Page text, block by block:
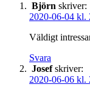
Björn skriver:
2020-06-04 kl.
Väldigt
Svara
Josef skriver:
2020-06-06 kl.